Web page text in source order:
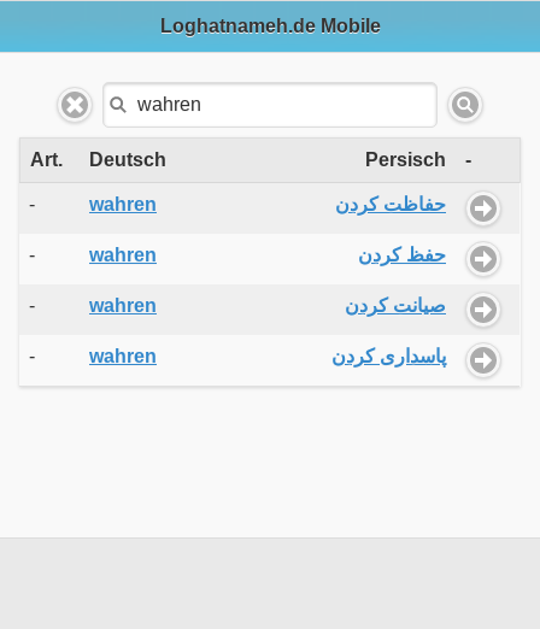
Loghatnameh.de Mobile
Art. Deutsch Persisch -
- wahren حفاظت کردن
- wahren حفظ کردن
- wahren صیانت کردن
- wahren پاسداری کردن